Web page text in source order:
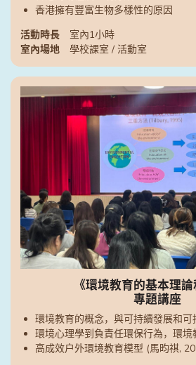
香港擁有豐富生物多樣性的原因
活動時長
室內1小時
室內場地
學校課室 / 活動室
《環境教育的基本理論
專題講座
環境教育的概念，與可持續發展和
環境心理學到負責任環保行為，環境
高成效戶外環境教育模型 (馬昀祺,